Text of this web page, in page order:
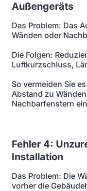
Außengeräts
Das Problem: Das
Wänden oder
Die Folgen:
Luftkurzschluss,
So vermeiden Sie
Abstand zu
Nachbarfenstern ein
Fehler 4:
Installation
Das Problem: Die
vorher die